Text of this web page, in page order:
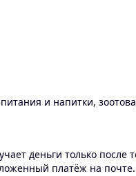
и напитки,
деньги только после
платёж на почте.